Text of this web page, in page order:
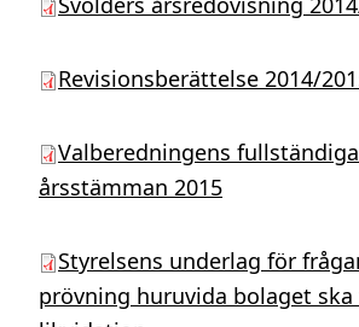
Revisionsberättelse 2014/
Valberedningens
årsstämman 2015
Styrelsens underlag för
prövning huruvida bolaget